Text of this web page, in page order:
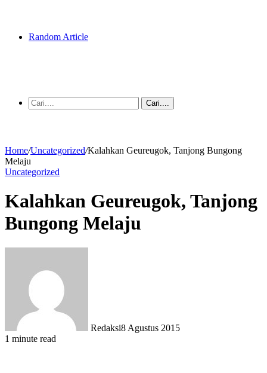
Random Article
Cari....
Home/Uncategorized/Kalahkan Geureugok, Tanjong Bungong
Melaju
Uncategorized
Kalahkan Geureugok, Tanjong
Bungong Melaju
Redaksi8 Agustus 2015
1 minute read